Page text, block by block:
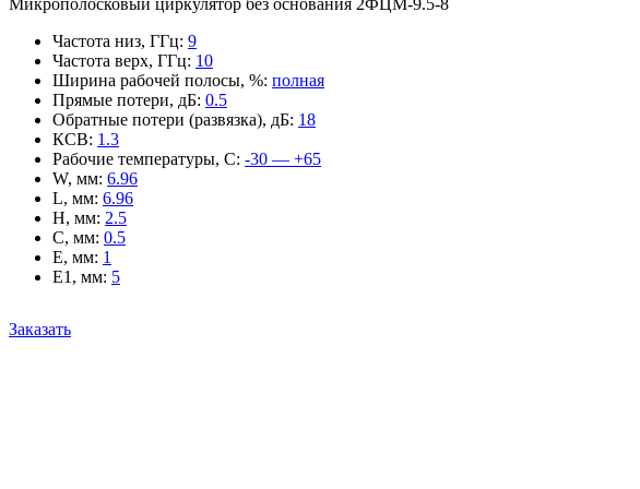
Микрополосковый циркулятор без основания 2ФЦМ-9.5-8
Частота низ, ГГц: 9
Частота верх, ГГц: 10
Ширина рабочей полосы, %: полная
Прямые потери, дБ: 0.5
Обратные потери (развязка), дБ: 18
КСВ: 1.3
Рабочие температуры, С: -30 — +65
W, мм: 6.96
L, мм: 6.96
H, мм: 2.5
C, мм: 0.5
E, мм: 1
E1, мм: 5
Заказать